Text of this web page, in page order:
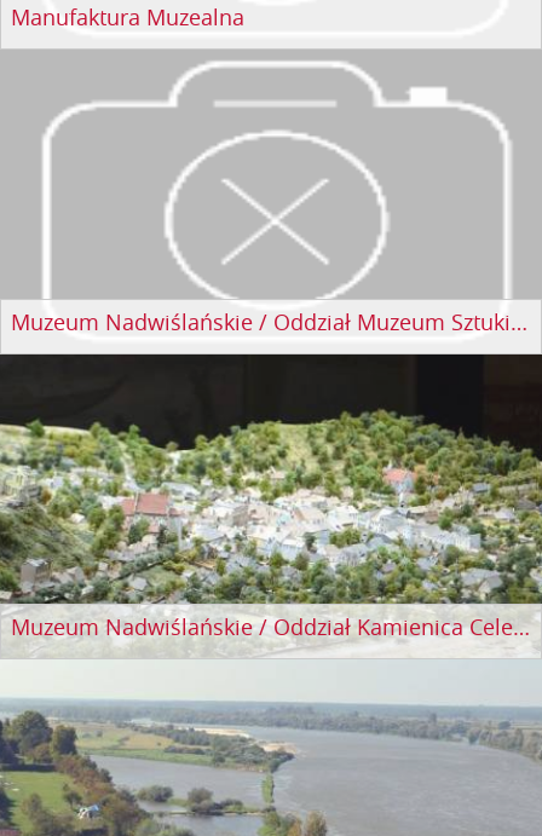
Manufaktura Muzealna
Muzeum Nadwiślańskie / Oddział Muzeum Sztuki Złotniczej
Muzeum Nadwiślańskie / Oddział Kamienica Celejowska